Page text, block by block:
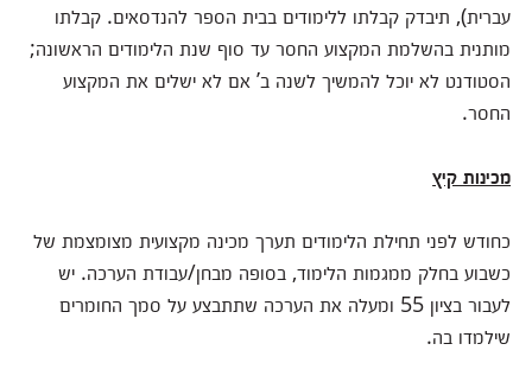
עברית), תיבדק קבלתו ללימודים בבית הספר להנדסאים. קבלתו
מותנית בהשלמת המקצוע החסר עד סוף שנת הלימודים הראשונה;
הסטודנט לא יוכל להמשיך לשנה ב’ אם לא ישלים את המקצוע
החסר.
מכינות קיץ
כחודש לפני תחילת הלימודים תערך מכינה מקצועית מצומצמת של
כשבוע בחלק ממגמות הלימוד, בסופה מבחן/עבודת הערכה. יש
לעבור בציון 55 ומעלה את הערכה שתתבצע על סמך החומרים
שילמדו בה.